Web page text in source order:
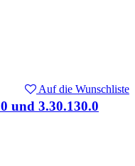
Auf die Wunschliste
und 3.30.130.0